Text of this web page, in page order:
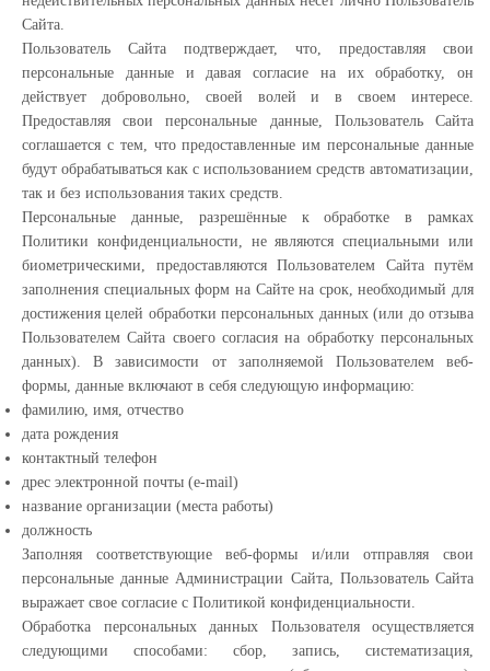
Сайта.
Пользователь Сайта подтверждает, что, предоставляя свои
персональные данные и давая согласие на их обработку, он
действует добровольно, своей волей и в своем интересе.
Предоставляя свои персональные данные, Пользователь Сайта
соглашается с тем, что предоставленные им персональные данные
будут обрабатываться как с использованием средств автоматизации,
так и без использования таких средств.
Персональные данные, разрешённые к обработке в рамках
Политики конфиденциальности, не являются специальными или
биометрическими, предоставляются Пользователем Сайта путём
заполнения специальных форм на Сайте на срок, необходимый для
достижения целей обработки персональных данных (или до отзыва
Пользователем Сайта своего согласия на обработку персональных
данных). В зависимости от заполняемой Пользователем веб-
формы, данные включают в себя следующую информацию:
фамилию, имя, отчество
дата рождения
контактный телефон
дрес электронной почты (e-mail)
название организации (места работы)
должность
Заполняя соответствующие веб-формы и/или отправляя свои
персональные данные Администрации Сайта, Пользователь Сайта
выражает свое согласие с Политикой конфиденциальности.
Обработка персональных данных Пользователя осуществляется
следующими способами: сбор, запись, систематизация,